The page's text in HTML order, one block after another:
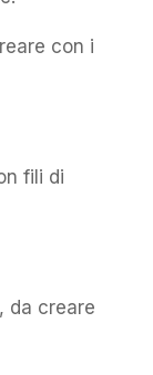
con i
fili di
, da creare